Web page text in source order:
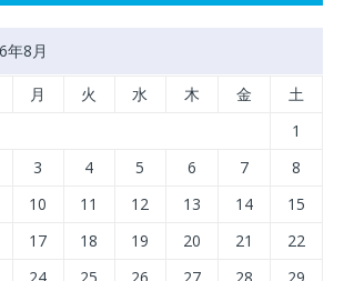
年8月
月 火 水 木 金 土
1
3
4 5 6 7
8
10
11 12 13 14
15
17
18 19 20 21
22
24
25 26 27 28
29